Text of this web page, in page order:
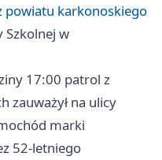
powiatu karkonoskiego
Szkolnej w
17:00 patrol z
zauważył na ulicy
marki
52-letniego